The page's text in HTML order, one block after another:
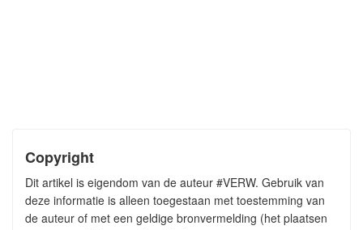
Copyright
Dit artikel is eigendom van de auteur #VERW. Gebruik van
deze informatie is alleen toegestaan met toestemming van
de auteur of met een geldige bronvermelding (het plaatsen